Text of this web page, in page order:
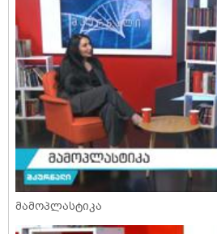
მამოპლასტიკა